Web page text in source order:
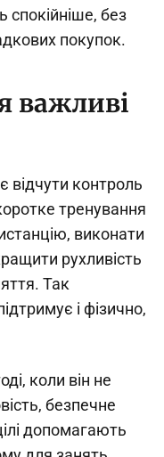
спокійніше, без
покупок.
важливі
відчути контроль
тренування
виконати
рухливість
Так
і фізично,
коли він не
безпечне
допомагають